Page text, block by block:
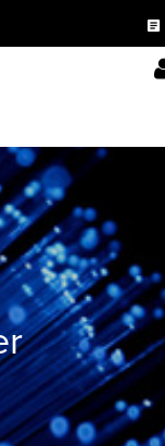
article